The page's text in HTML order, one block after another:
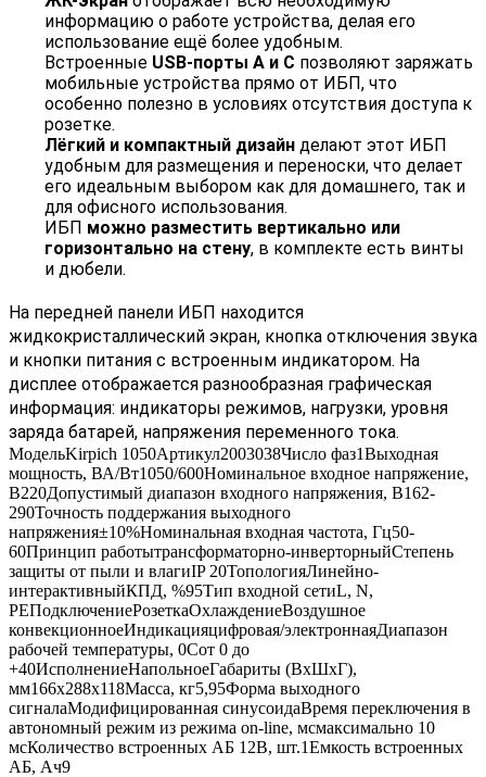
информацию о работе устройства, делая его
использование ещё более удобным.
Встроенные USB-порты А и С позволяют заряжать
мобильные устройства прямо от ИБП, что
особенно полезно в условиях отсутствия доступа к
розетке.
Лёгкий и компактный дизайн делают этот ИБП
удобным для размещения и переноски, что делает
его идеальным выбором как для домашнего, так и
для офисного использования.
ИБП можно разместить вертикально или
горизонтально на стену, в комплекте есть винты
и дюбели.
На передней панели ИБП находится
жидкокристаллический экран, кнопка отключения звука
и кнопки питания с встроенным индикатором. На
дисплее отображается разнообразная графическая
информация: индикаторы режимов, нагрузки, уровня
заряда батарей, напряжения переменного тока.
МодельKirpich 1050Артикул2003038Число фаз1Выходная
мощность, ВА/Вт1050/600Номинальное входное напряжение,
В220Допустимый диапазон входного напряжения, В162-
290Точность поддержания выходного
напряжения±10%Номинальная входная частота, Гц50-
60Принцип работытрансформаторно-инверторныйСтепень
защиты от пыли и влагиIP 20ТопологияЛинейно-
интерактивныйКПД, %95Тип входной сетиL, N,
PEПодключениеРозеткаОхлаждениеВоздушное
конвекционноеИндикацияцифровая/электроннаяДиапазон
рабочей температуры, 0Сот 0 до
+40ИсполнениеНапольноеГабариты (ВхШхГ),
мм166х288х118Масса, кг5,95Форма выходного
сигналаМодифицированная синусоидаВремя переключения в
автономный режим из режима on-line, мсмаксимально 10
мсКоличество встроенных АБ 12В, шт.1Емкость встроенных
АБ, Ач9